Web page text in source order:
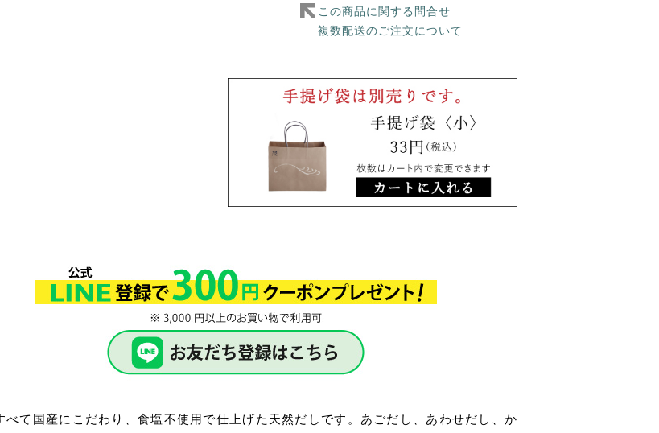
この商品に関する問合せ
複数配送のご注文について
べて国産にこだわり、食塩不使用で仕上げた天然だしです。あごだし、あわせだし、か